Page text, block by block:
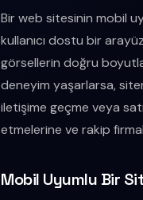
Bir web sitesinin mobil
kullanıcı dostu bir
görsellerin doğru
deneyim yaşarlarsa,
iletişime geçme veya
etmelerine ve rakip
Mobil Uyumlu Bir